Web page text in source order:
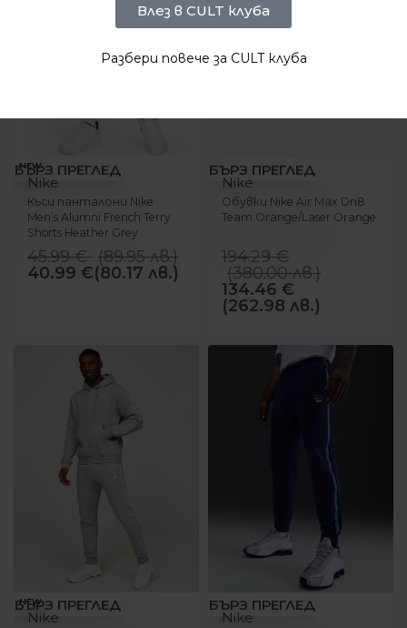
-11%
NEW
БЪРЗ ПРЕГЛЕД
Nike
Къси панталони Nike
Men’s Alumni French Terry
Shorts Heather Grey
45.99€ (89.95лв.)
40.99 €(80.17 лв.)
-31%
БЪРЗ ПРЕГЛЕД
Nike
Обувки Nike Air Max Dn8
Team Orange/Laser Orange
194.29€
(380.00лв.)
134.46 €
(262.98 лв.)
-8%
NEW
БЪРЗ ПРЕГЛЕД
Nike
-13%
БЪРЗ ПРЕГЛЕД
Nike
Влез в CULT клуба
Разбери повече за CULT клуба